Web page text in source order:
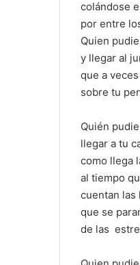
colándose
por entre
Quien
y llegar al
que a
sobre tu
Quién
llegar a tu
como llega
al tiempo
cuentan las
que se
de las